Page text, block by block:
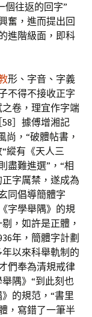
個往返的回字”
奮，進而提出回
進階級面，即科
形、字音、字義
不得不接收正字
卷，理宜作字端
］據傅增湘記
尚，“破體帖書，
縱有《天人三
盡難進選”，“相
字厲禁，遂成為
同倡導簡體字
字學舉隅》的規
，如許是正體，
年，簡體字計劃
以來科舉軌制的
們奉為清規戒律
隅》“到此刻也
的規范，“書里
，寫錯了一筆半